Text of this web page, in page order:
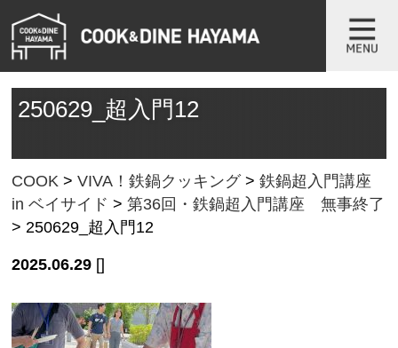
250629_超入門12
COOK >VIVA！鉄鍋クッキング>鉄鍋超入門講座
in ベイサイド >第36回・鉄鍋超入門講座 無事終了
> 250629_超入門12
2025.06.29 []